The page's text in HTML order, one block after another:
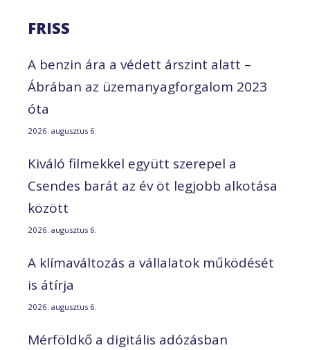
FRISS
A benzin ára a védett árszint alatt –
Ábrában az üzemanyagforgalom 2023
óta
2026. augusztus 6.
Kiváló filmekkel együtt szerepel a
Csendes barát az év öt legjobb alkotása
között
2026. augusztus 6.
A klímaváltozás a vállalatok működését
is átírja
2026. augusztus 6.
Mérföldkő a digitális adózásban